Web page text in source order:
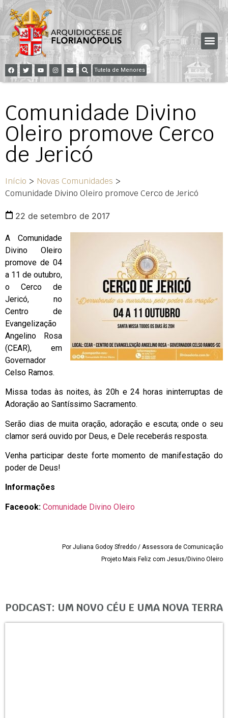
Tutela de Menores
Comunidade Divino
Oleiro promove Cerco
de Jericó
Início > Novas Comunidades >
Comunidade Divino Oleiro promove Cerco de Jericó
22 de setembro de 2017
A Comunidade
Divino Oleiro
promove de 04
a 11 de outubro,
o Cerco de
Jericó, no
Centro de
Evangelização
Angelino Rosa
(CEAR), em
Governador
Celso Ramos.
Missa todas às noites, às 20h e 24 horas ininterruptas de
Adoração ao Santíssimo Sacramento.
Serão dias de muita oração, adoração e escuta; onde o seu
clamor será ouvido por Deus, e Dele receberás resposta.
Venha participar deste forte momento de manifestação do
poder de Deus!
Informações
Faceook: Comunidade Divino Oleiro
Por Juliana Godoy Sfreddo / Assessora de Comunicação
Projeto Mais Feliz com Jesus/Divino Oleiro
PODCAST: UM NOVO CÉU E UMA NOVA TERRA